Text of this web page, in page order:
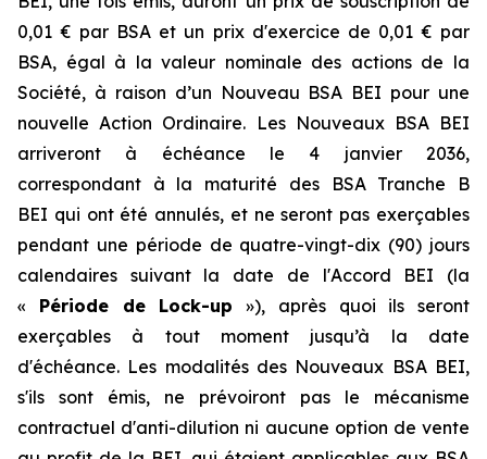
0,01 € par BSA et un prix d'exercice de 0,01 € par
BSA, égal à la valeur nominale des actions de la
Société, à raison d’un Nouveau BSA BEI pour une
nouvelle Action Ordinaire. Les Nouveaux BSA BEI
arriveront à échéance le 4 janvier 2036,
correspondant à la maturité des BSA Tranche B
BEI qui ont été annulés, et ne seront pas exerçables
pendant une période de quatre-vingt-dix (90) jours
calendaires suivant la date de l'Accord BEI (la
« Période de Lock-up »), après quoi ils seront
exerçables à tout moment jusqu’à la date
d'échéance. Les modalités des Nouveaux BSA BEI,
s'ils sont émis, ne prévoiront pas le mécanisme
contractuel d'anti-dilution ni aucune option de vente